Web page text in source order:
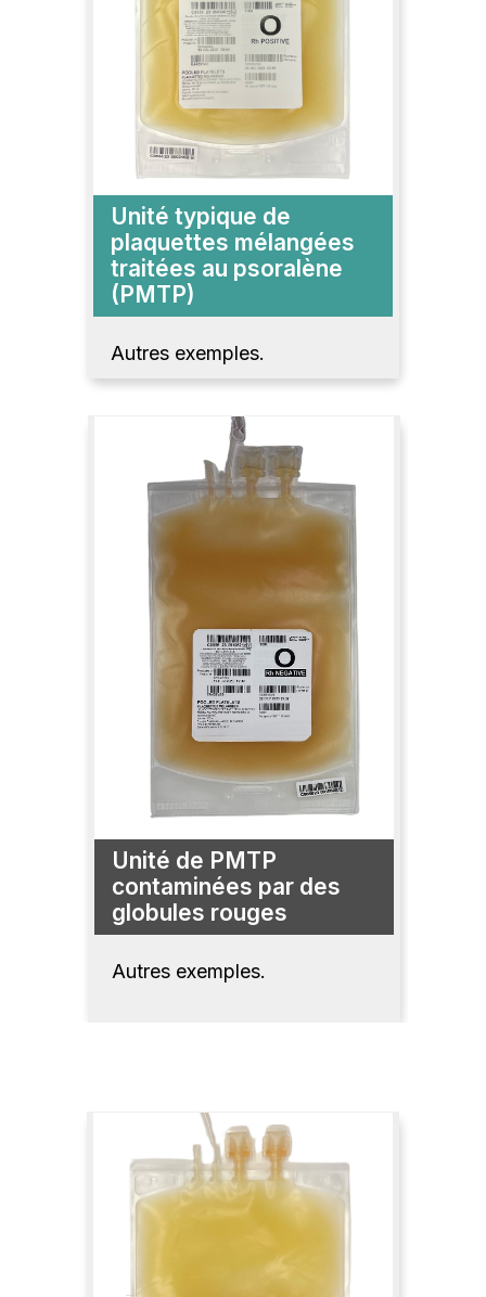
Unité typique de
plaquettes mélangées
traitées au psoralène
(PMTP)
Autres exemples.
Unité de PMTP
contaminées par des
globules rouges
Autres exemples.